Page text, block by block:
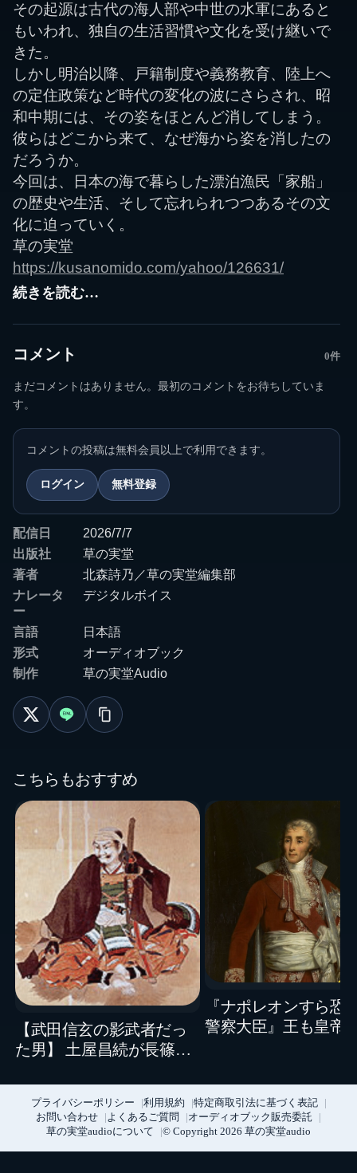
その起源は古代の海人部や中世の水軍にあると
もいわれ、独自の生活習慣や文化を受け継いで
きた。
しかし明治以降、戸籍制度や義務教育、陸上へ
の定住政策など時代の変化の波にさらされ、昭
和中期には、その姿をほとんど消してしまう。
彼らはどこから来て、なぜ海から姿を消したの
だろうか。
今回は、日本の海で暮らした漂泊漁民「家船」
の歴史や生活、そして忘れられつつあるその文
化に迫っていく。
草の実堂
https://kusanomido.com/yahoo/126631/
続きを読む…
コメント 0件
まだコメントはありません。最初のコメントをお待ちしていま
す。
コメントの投稿は無料会員以上で利用できます。
ログイン 無料登録
配信日
2026/7/7
出版社
草の実堂
著者
北森詩乃／草の実堂編集部
ナレータ
ー
デジタルボイス
言語
日本語
形式
オーディオブック
制作
草の実堂Audio
こちらもおすすめ
【武田信玄の影武者だっ
た男】 土屋昌続が長篠で
『ナポレオンすら恐
警察大臣』王も皇帝
プライバシーポリシー 利用規約
特定商取引法に基づく表記
お問い合わせ
よくあるご質問
オーディオブック販売委託
草の実堂audioについて
© Copyright 2026 草の実堂audio